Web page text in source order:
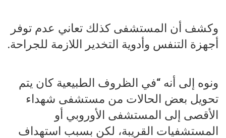
وكشف أن المستشفى كذلك تعاني عدم توفر
أجهزة التنفس وأدوية التخدير اللازمة للجراحة.
ونوه إلى أنه “في الظروف الطبيعية كان يتم
تحويل بعض الحالات من مستشفى شهداء
الأقصى إلى المستشفى الأوروبي أو
المستشفيات القريبة، لكن بسبب استهداف